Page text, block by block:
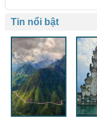
Tin nổi bật